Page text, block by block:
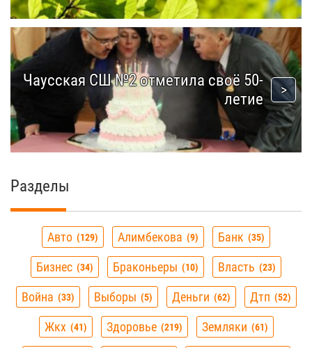
Чаусская СШ №2 отметила своё 50-
летие
Разделы
Авто 129 Алимбекова 9 Банк 35
Бизнес 34 Браконьеры 10 Власть 23
Война 33 Выборы 5 Деньги 62 Дтп 52
Жкх 41 Здоровье 219 Земляки 61